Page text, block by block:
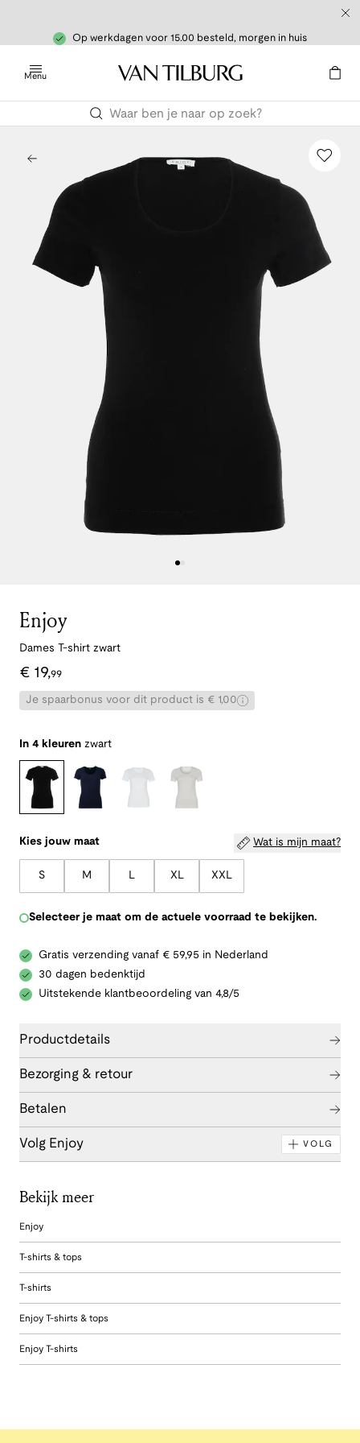
Op werkdagen voor 15.00 besteld, morgen in huis
Menu
Enjoy
Dames T-shirt zwart
€ 19,99
Je spaarbonus voor dit product is € 1,00
In 4 kleuren zwart
Kies jouw maat Wat is mijn maat?
S M L XL XXL
Selecteer je maat om de actuele voorraad te bekijken.
Gratis verzending vanaf € 59,95 in Nederland
30 dagen bedenktijd
Uitstekende klantbeoordeling van 4,8/5
Productdetails
Bezorging & retour
Betalen
Volg Enjoy VOLG
Bekijk meer
Enjoy
T-shirts & tops
T-shirts
Enjoy T-shirts & tops
Enjoy T-shirts